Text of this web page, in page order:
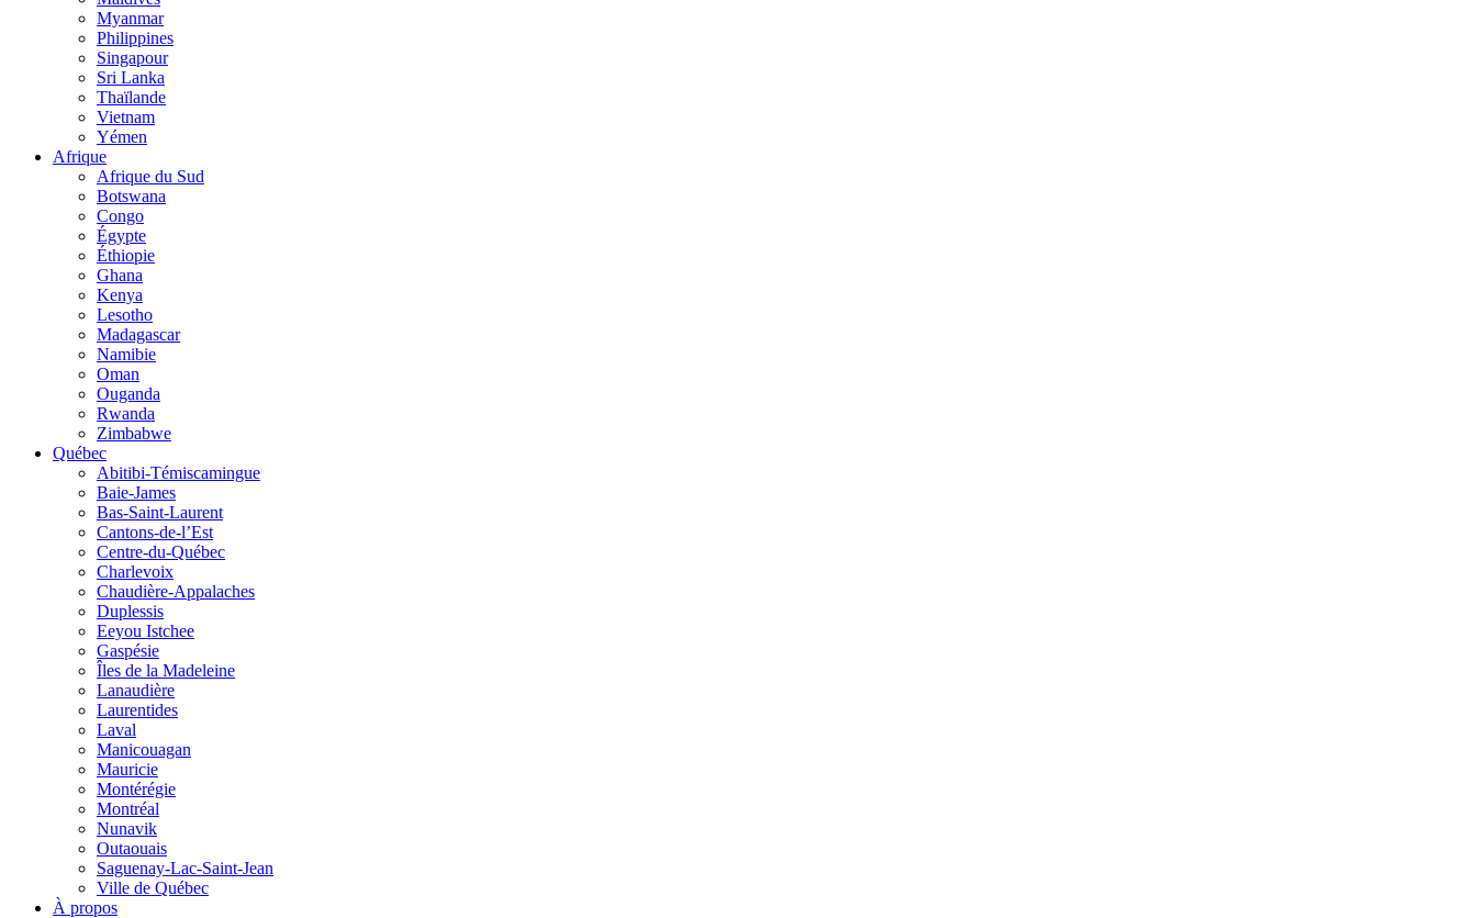
Myanmar
Philippines
Singapour
Sri Lanka
Thaïlande
Vietnam
Yémen
Afrique
Afrique du Sud
Botswana
Congo
Égypte
Éthiopie
Ghana
Kenya
Lesotho
Madagascar
Namibie
Oman
Ouganda
Rwanda
Zimbabwe
Québec
Abitibi-Témiscamingue
Baie-James
Bas-Saint-Laurent
Cantons-de-l’Est
Centre-du-Québec
Charlevoix
Chaudière-Appalaches
Duplessis
Eeyou Istchee
Gaspésie
Îles de la Madeleine
Lanaudière
Laurentides
Laval
Manicouagan
Mauricie
Montérégie
Montréal
Nunavik
Outaouais
Saguenay-Lac-Saint-Jean
Ville de Québec
À propos